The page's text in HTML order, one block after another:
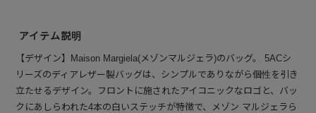
アイテム説明
【デザイン】Maison Margiela(メゾンマルジェラ)のバッグ。 5ACシ
リーズのディアレザー製バッグは、シンプルでありながら個性を引き
立たせるデザイン。フロントに施されたアイコニックなロゴと、バッ
クにあしらわれた4本の白いステッチが特徴で、メゾン マルジェラら